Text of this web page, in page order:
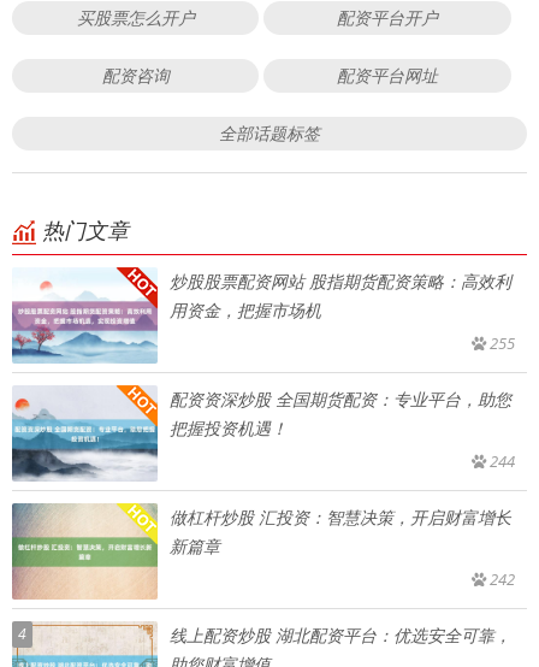
买股票怎么开户 配资平台开户
配资咨询 配资平台网址
全部话题标签
热门文章
炒股股票配资网站 股指期货配资策略：高效利
用资金，把握市场机
255
配资资深炒股 全国期货配资：专业平台，助您
把握投资机遇！
244
做杠杆炒股 汇投资：智慧决策，开启财富增长
新篇章
242
4
线上配资炒股 湖北配资平台：优选安全可靠，